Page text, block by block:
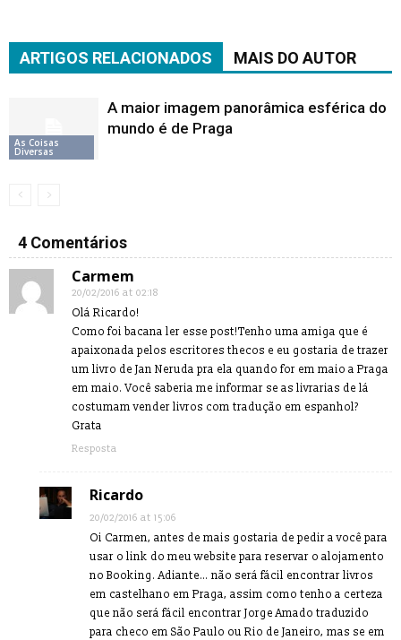
ARTIGOS RELACIONADOS MAIS DO AUTOR
As Coisas
Diversas
A maior imagem panorâmica esférica do
mundo é de Praga
4 Comentários
Carmem
20/02/2016 at 02:18
Olá Ricardo!
Como foi bacana ler esse post!Tenho uma amiga que é
apaixonada pelos escritores thecos e eu gostaria de trazer
um livro de Jan Neruda pra ela quando for em maio a Praga
em maio. Você saberia me informar se as livrarias de lá
costumam vender livros com tradução em espanhol?
Grata
Resposta
Ricardo
20/02/2016 at 15:06
Oi Carmen, antes de mais gostaria de pedir a você para
usar o link do meu website para reservar o alojamento
no Booking. Adiante… não será fácil encontrar livros
em castelhano em Praga, assim como tenho a certeza
que não será fácil encontrar Jorge Amado traduzido
para checo em São Paulo ou Rio de Janeiro, mas se em